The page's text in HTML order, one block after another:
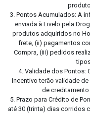
3. Pontos Acumulados: A
enviada à Livelo pela
produtos adquiridos no
frete, (ii) pagamentos
Compra, (iii) pedidos
4. Validade dos Pontos:
Incentivo terão validade
de creditamento
5. Prazo para Crédito de
até 30 (trinta) dias corridos